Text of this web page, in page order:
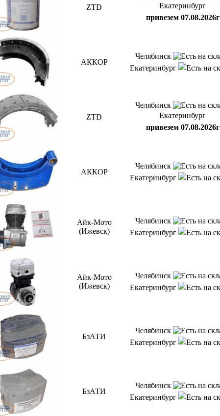
ZTD
Екатеринбург
привезем 07.08.2026г
АККОР
Челябинск
Екатеринбург
ZTD
Челябинск
Екатеринбург
привезем 07.08.2026г
АККОР
Челябинск
Екатеринбург
Айк-Мото
(Ижевск)
Челябинск
Екатеринбург
Айк-Мото
(Ижевск)
Челябинск
Екатеринбург
БзАТИ
Челябинск
Екатеринбург
БзАТИ
Челябинск
Екатеринбург